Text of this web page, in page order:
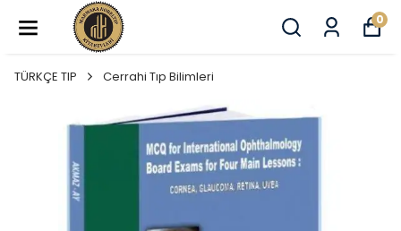
0
TÜRKÇE TIP Cerrahi Tıp Bilimleri